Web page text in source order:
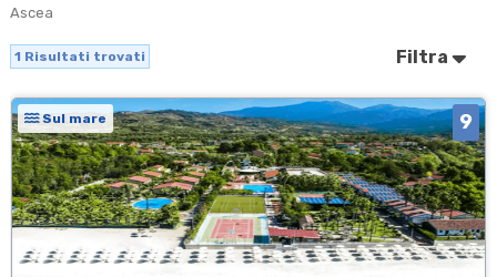
Ascea
1 Risultati trovati Filtra
Sul mare 9